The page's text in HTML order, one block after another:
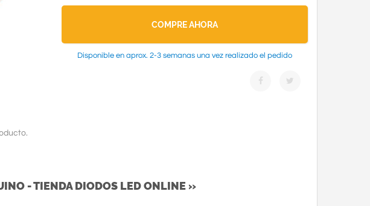
COMPRE AHORA
Disponible en aprox. 2-3 semanas una vez realizado el pedido
- TIENDA DIODOS LED ONLINE »